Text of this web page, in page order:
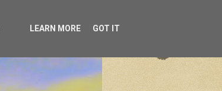
LEARN MORE GOT IT